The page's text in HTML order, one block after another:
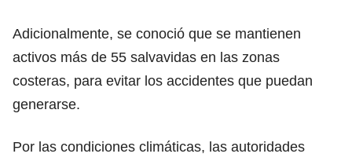
Adicionalmente, se conoció que se mantienen
activos más de 55 salvavidas en las zonas
costeras, para evitar los accidentes que puedan
generarse.
Por las condiciones climáticas, las autoridades